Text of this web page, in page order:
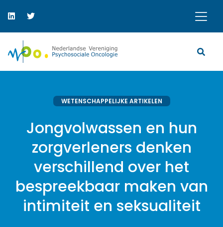
WETENSCHAPPELIJKE ARTIKELEN
Jongvolwassen en hun
zorgverleners denken
verschillend over het
bespreekbaar maken van
intimiteit en seksualiteit